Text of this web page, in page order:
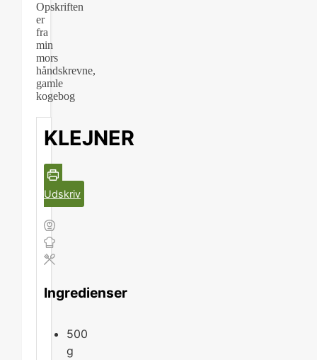
Opskriften
er
fra
min
mors
håndskrevne,
gamle
kogebog
KLEJNER
Udskriv
Ingredienser
500
g